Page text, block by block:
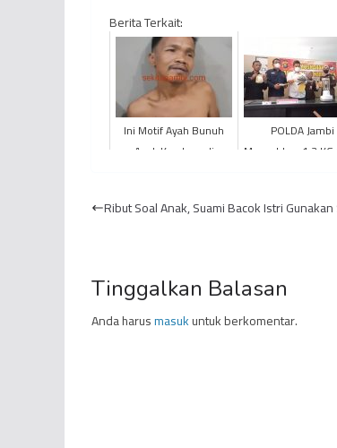
Berita Terkait:
Ini Motif Ayah Bunuh
Anak Kandung di
POLDA Jambi
Musnahkan 1,3 KG
Ribut Soal Anak, Suami Bacok Istri
Tinggalkan Balasan
Anda harusmasukuntuk berkomentar.